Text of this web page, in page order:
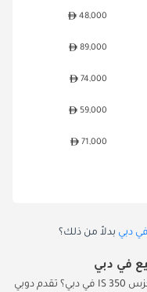
48,000
89,000
74,000
59,000
71,000
بدلاً من ذلك؟
هل تبحث عن سيارة مثالية مستعملة من لكزس IS 350 في دبي؟ تقدم دوبي